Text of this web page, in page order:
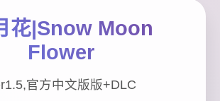
花|Snow Moon
Flower
官方中文版版+DLC